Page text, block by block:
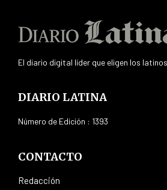
El diario digital líder que eligen los
DIARIO LATINA
Número de Edición : 1393
CONTACTO
Redacción